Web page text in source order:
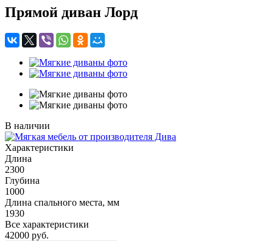
Прямой диван Лорд
В наличии
Характеристики
Длина
2300
Глубина
1000
Длина спального места, мм
1930
Все характеристики
42000 руб.